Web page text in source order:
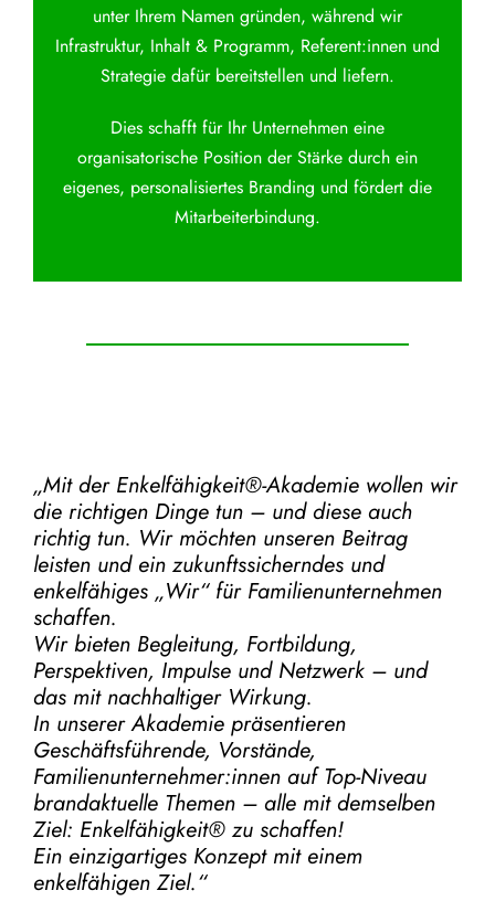
unter Ihrem Namen gründen, während wir
Infrastruktur, Inhalt & Programm, Referent:innen und
Strategie dafür bereitstellen und liefern.
Dies schafft für Ihr Unternehmen eine
organisatorische Position der Stärke durch ein
eigenes, personalisiertes Branding und fördert die
Mitarbeiterbindung.
„Mit der Enkelfähigkeit®-Akademiewollen wir
die richtigen Dinge tun – und diese auch
richtig tun. Wir möchten unseren Beitrag
leisten und ein zukunftssicherndes und
enkelfähiges „Wir“ für Familienunternehmen
schaffen.
Wir bieten Begleitung, Fortbildung,
Perspektiven, Impulse und Netzwerk – und
das mit nachhaltiger Wirkung.
In unserer Akademie präsentieren
Geschäftsführende, Vorstände,
Familienunternehmer:innen auf Top-Niveau
brandaktuelle Themen – alle mit demselben
Ziel: Enkelfähigkeit® zu schaffen!
Ein einzigartiges Konzept mit einem
enkelfähigen Ziel.“